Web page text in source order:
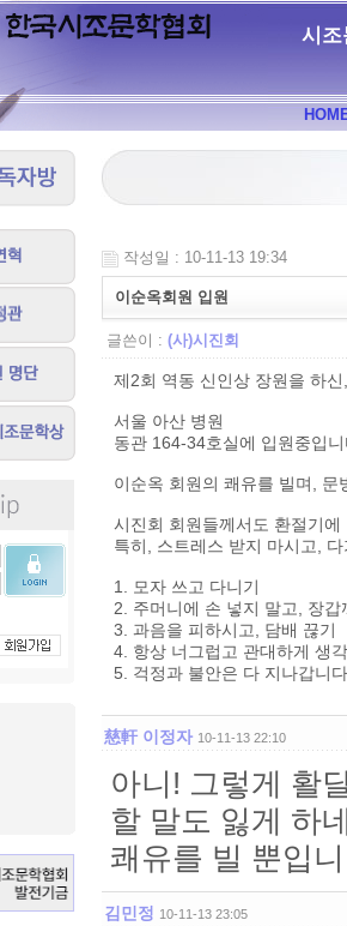
시조
작성일 : 10-11-13 19:34
이순옥회원 입원
글쓴이 : (사)시진회
제2회 역동 신인상 장원을 하
서울 아산 병원
동관 164-34호실에 입원중입
이순옥 회원의 쾌유를 빌며, 문
시진회 회원들께서도 환절기에
특히, 스트레스 받지 마시고,
1. 모자 쓰고 다니기
2. 주머니에 손 넣지 말고, 장갑
3. 과음을 피하시고, 담배 끊기
4. 항상 너그럽고 관대하게 생
5. 걱정과 불안은 다 지나갑니
慈軒 이정자 10-11-13 22:10
아니! 그렇게 활
할 말도 잃게 하
쾌유를 빌 뿐입
김민정 10-11-13 23:05